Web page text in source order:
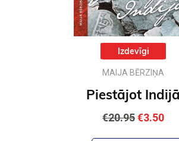
Izdevīgi
MAIJA BĒRZIŅA
Piestājot Indijā
€20.95€3.50